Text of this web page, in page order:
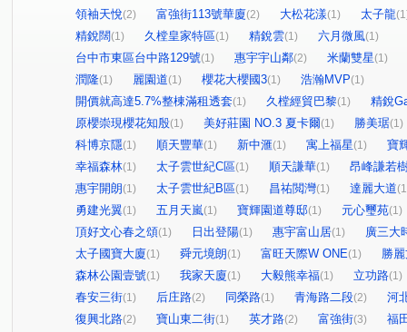
領袖天悅(2) 富強街113號華廈(2) 大松花漾(1) 太子龍
精銳闊(1) 久樘皇家特區(1) 精銳雲(1) 六月微風(1)
台中市東區台中路129號(1) 惠宇宇山鄰(2) 米蘭雙星(1)
潤隆(1) 麗園道(1) 櫻花大櫻國3(1) 浩瀚MVP(1)
開價就高達5.7%整棟滿租透套(1) 久樘經貿巴黎(1)
精銳
原櫻崇現櫻花知殷(1) 美好莊園 NO.3 夏卡爾(1) 勝美琚(1)
科博京隱(1) 順天豐華(1) 新中滙(1) 寓上福星(1)
寶
幸福森林(1) 太子雲世紀C區(1) 順天謙華(1)
昂峰謙若
惠宇開朗(1) 太子雲世紀B區(1) 昌祐閲灣(1) 達麗大道
勇建光翼(1) 五月天嵐(1) 寶輝園道尊邸(1) 元心璽苑(1)
頂好文心春之頌(1) 日出登陽(1) 惠宇富山居(1)
廣三大
太子國寶大廈(1) 舜元境朗(1) 富旺天際W ONE(1)
勝
森林公園壹號(1) 我家天廈(1) 大毅熊幸福(1) 立功路(1)
春安三街(1) 后庄路(2) 同榮路(1) 青海路二段(2)
河
復興北路(2) 寶山東二街(1) 英才路(2) 富強街(3)
福